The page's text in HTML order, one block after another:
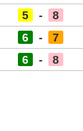
5 - 8
6 - 7
6 - 8